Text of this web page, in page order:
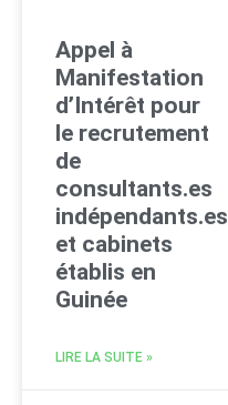
Appel à
Manifestation
d’Intérêt pour
le recrutement
de
consultants.es
indépendants.es
et cabinets
établis en
Guinée
LIRE LA SUITE »